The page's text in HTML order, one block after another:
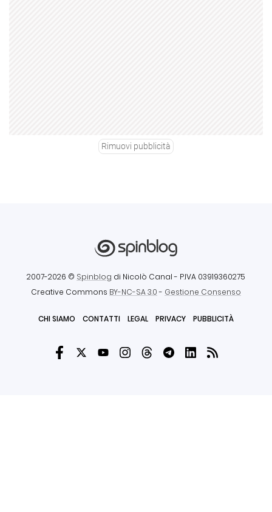
Rimuovi pubblicità
2007-2026 © Spinblog di Nicolò Canal - P.IVA 03919360275
Creative Commons BY-NC-SA 3.0- Gestione Consenso
CHI SIAMO CONTATTI LEGAL PRIVACY PUBBLICITÀ